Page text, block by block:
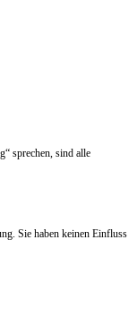
sprechen, sind alle
Sie haben keinen Einfluss